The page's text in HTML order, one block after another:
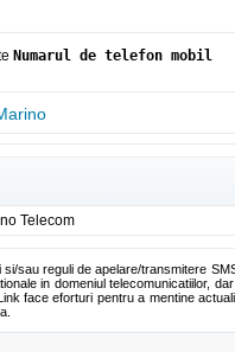
Numarul de telefon mobil
Telecom
sau reguli de apelare/transmitere
in domeniul telecomunicatiilor,
face eforturi pentru a mentine